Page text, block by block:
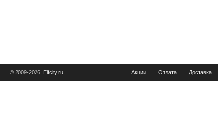
© 2009-2026. Elfcity.ru Акции Оплата Доставка